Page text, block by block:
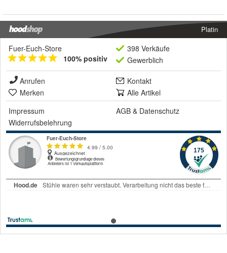
Platin
Fuer-Euch-Store
100% positiv
398 Verkäufe
Gewerblich
Anrufen
Kontakt
Merken
Alle Artikel
Impressum
AGB & Datenschutz
Widerrufsbelehrung